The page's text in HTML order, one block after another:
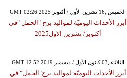
GMT 02:26 2025 الخميس ,16 تشرين الأول / أكتوبر
أبرز الأحداث اليوميّة لمواليد برج "الحمل "في
أكتوبر/ تشرين الاول2025
GMT 12:52 2019 الثلاثاء ,03 كانون الأول / ديسمبر
أبرز الأحداث اليوميّة لمواليد برج"الحمل" في